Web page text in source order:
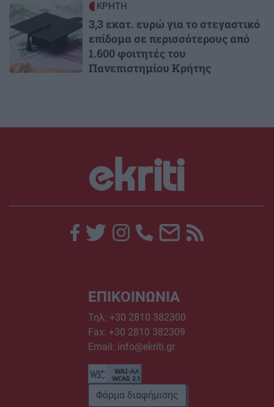
Image ΚΡΗΤΗ
3,3 εκατ. ευρώ για το στεγαστικό
επίδομα σε περισσότερους από
1.600 φοιτητές του
Πανεπιστημίου Κρήτης
ΕΠΙΚΟΙΝΩΝΙΑ
Τηλ: +30 2810 382300
Fax: +30 2810 382309
Email: info@ekriti.gr
Φόρμα διαφήμισης